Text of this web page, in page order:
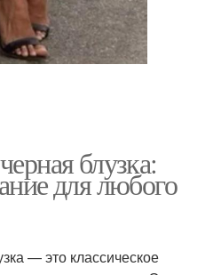
блузка:
для любого
— это классическое